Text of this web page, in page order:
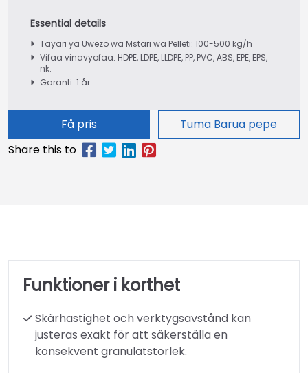
Tayari ya Uwezo wa Mstari wa Pelleti: 100-500 kg/h
Vifaa vinavyofaa: HDPE, LDPE, LLDPE, PP, PVC, ABS, EPE, EPS,
nk.
Garanti: 1 år
Få pris Tuma Barua pepe
Funktioner i korthet
Skärhastighet och verktygsavstånd kan
justeras exakt för att säkerställa en
konsekvent granulatstorlek.